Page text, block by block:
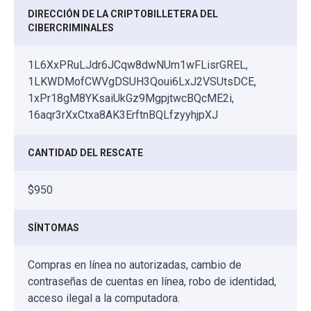
DIRECCIÓN DE LA CRIPTOBILLETERA DEL
CIBERCRIMINALES
1L6XxPRuLJdr6JCqw8dwNUm1wFLisrGREL,
1LKWDMofCWVgDSUH3Qoui6LxJ2VSUtsDCE,
1xPr18gM8YKsaiUkGz9MgpjtwcBQcME2i,
16aqr3rXxCtxa8AK3ErftnBQLfzyyhjpXJ
CANTIDAD DEL RESCATE
$950
SÍNTOMAS
Compras en línea no autorizadas, cambio de
contraseñas de cuentas en línea, robo de identidad,
acceso ilegal a la computadora.